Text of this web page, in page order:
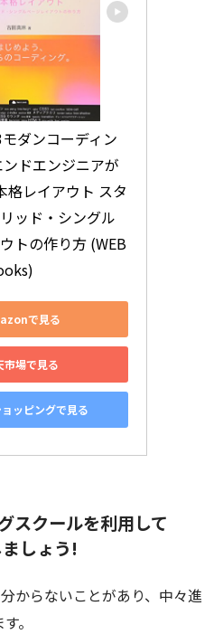
ダンコーディン
ドエンジニアが
格レイアウト スタ
ッド・シングル
トの作り方 (WEB
で見る
市場で見る
ッピングで見る
スクールを利用して
しょう!
からないことがあり、中々進
。